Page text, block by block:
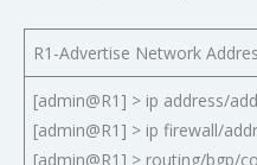
R1-Advertise Network
[admin@R1] > ip address/
[admin@R1] > ip firewall/
[admin@R1] > routing/bgp/